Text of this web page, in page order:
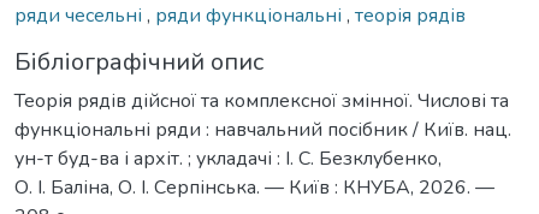
ряди чесельні , ряди функціональні , теорія рядів
Бібліографічний опис
Теорія рядів дійсної та комплексної змінної. Числові та
функціональні ряди : навчальний посібник / Київ. нац.
ун-т буд-ва і архіт. ; укладачі : І. С. Безклубенко,
О. І. Баліна, О. І. Серпінська. — Київ : КНУБА, 2026. —